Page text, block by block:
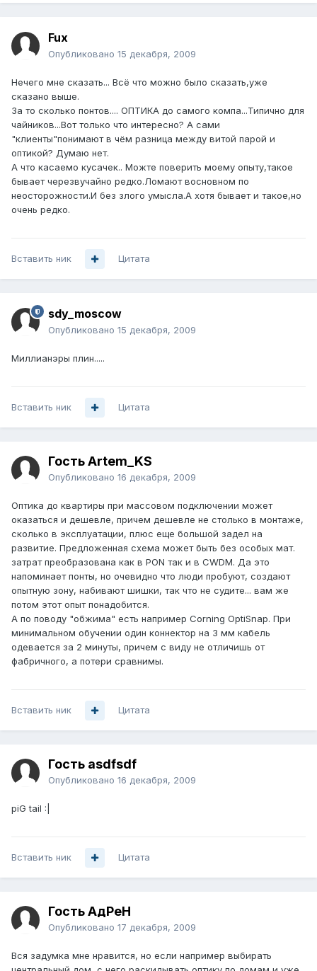
Fux
Опубликовано 15 декабря, 2009
Нечего мне сказать... Всё что можно было сказать,уже
сказано выше.
За то сколько понтов.... ОПТИКА до самого компа...Типично для
чайников...Вот только что интересно? А сами
"клиенты"понимают в чём разница между витой парой и
оптикой? Думаю нет.
А что касаемо кусачек.. Можте поверить моему опыту,такое
бывает черезвучайно редко.Ломают восновном по
неосторожности.И без злого умысла.А хотя бывает и такое,но
очень редко.
Вставить ник Цитата
sdy_moscow
Опубликовано 15 декабря, 2009
Миллианэры плин.....
Вставить ник Цитата
Гость Artem_KS
Опубликовано 16 декабря, 2009
Оптика до квартиры при массовом подключении может
оказаться и дешевле, причем дешевле не столько в монтаже,
сколько в эксплуатации, плюс еще большой задел на
развитие. Предложенная схема может быть без особых мат.
затрат преобразована как в PON так и в CWDM. Да это
напоминает понты, но очевидно что люди пробуют, создают
опытную зону, набивают шишки, так что не судите... вам же
потом этот опыт понадобится.
А по поводу "обжима" есть например Corning OptiSnap. При
минимальном обучении один коннектор на 3 мм кабель
одевается за 2 минуты, причем с виду не отличишь от
фабричного, а потери сравнимы.
Вставить ник Цитата
Гость asdfsdf
Опубликовано 16 декабря, 2009
piG tail :|
Вставить ник Цитата
Гость АдРеН
Опубликовано 17 декабря, 2009
Вся задумка мне нравится, но если например выбирать